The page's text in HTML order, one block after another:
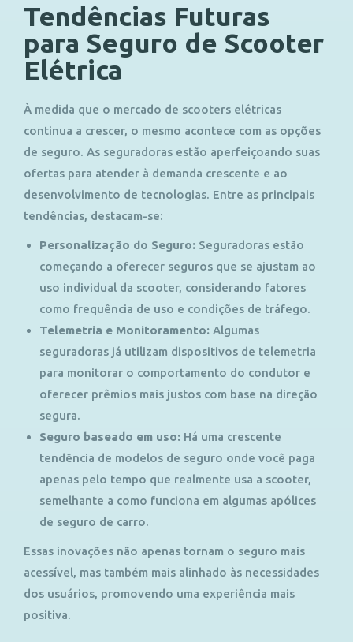
Tendências Futuras
para Seguro de Scooter
Elétrica
À medida que o mercado de scooters elétricas
continua a crescer, o mesmo acontece com as opções
de seguro. As seguradoras estão aperfeiçoando suas
ofertas para atender à demanda crescente e ao
desenvolvimento de tecnologias. Entre as principais
tendências, destacam-se:
Personalização do Seguro: Seguradoras estão
começando a oferecer seguros que se ajustam ao
uso individual da scooter, considerando fatores
como frequência de uso e condições de tráfego.
Telemetria e Monitoramento: Algumas
seguradoras já utilizam dispositivos de telemetria
para monitorar o comportamento do condutor e
oferecer prêmios mais justos com base na direção
segura.
Seguro baseado em uso: Há uma crescente
tendência de modelos de seguro onde você paga
apenas pelo tempo que realmente usa a scooter,
semelhante a como funciona em algumas apólices
de seguro de carro.
Essas inovações não apenas tornam o seguro mais
acessível, mas também mais alinhado às necessidades
dos usuários, promovendo uma experiência mais
positiva.